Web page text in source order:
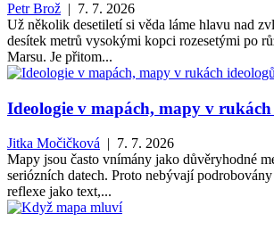
Petr Brož | 7. 7. 2026
Už několik desetiletí si věda láme hlavu nad
desítek metrů vysokými kopci rozesetými po
Marsu. Je přitom...
Ideologie v mapách, mapy v
Jitka Močičková | 7. 7. 2026
Mapy jsou často vnímány jako důvěryhodné
seriózních datech. Proto nebývají
reflexe jako text,...